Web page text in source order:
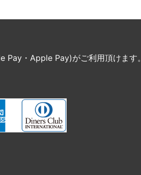
Pay・Apple Pay)がご利用頂けます。